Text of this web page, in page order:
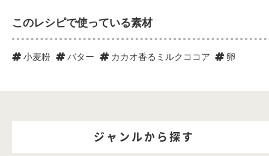
このレシピで使っている素材
小麦粉 バター カカオ香るミルクココア 卵
ジャンルから探す